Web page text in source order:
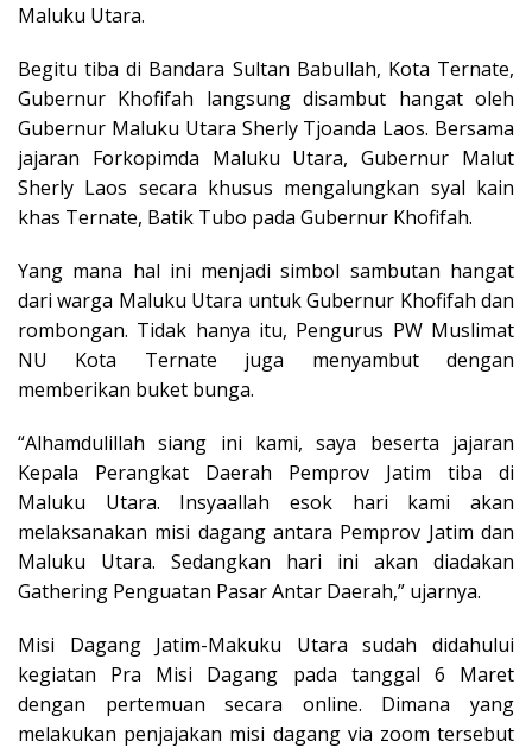
Maluku Utara.
Begitu tiba di Bandara Sultan Babullah, Kota Ternate,
Gubernur Khofifah langsung disambut hangat oleh
Gubernur Maluku Utara Sherly Tjoanda Laos. Bersama
jajaran Forkopimda Maluku Utara, Gubernur Malut
Sherly Laos secara khusus mengalungkan syal kain
khas Ternate, Batik Tubo pada Gubernur Khofifah.
Yang mana hal ini menjadi simbol sambutan hangat
dari warga Maluku Utara untuk Gubernur Khofifah dan
rombongan. Tidak hanya itu, Pengurus PW Muslimat
NU Kota Ternate juga menyambut dengan
memberikan buket bunga.
“Alhamdulillah siang ini kami, saya beserta jajaran
Kepala Perangkat Daerah Pemprov Jatim tiba di
Maluku Utara. Insyaallah esok hari kami akan
melaksanakan misi dagang antara Pemprov Jatim dan
Maluku Utara. Sedangkan hari ini akan diadakan
Gathering Penguatan Pasar Antar Daerah,” ujarnya.
Misi Dagang Jatim-Makuku Utara sudah didahului
kegiatan Pra Misi Dagang pada tanggal 6 Maret
dengan pertemuan secara online. Dimana yang
melakukan penjajakan misi dagang via zoom tersebut